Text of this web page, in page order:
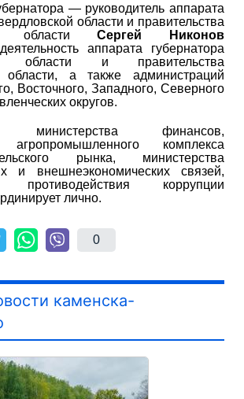
— руководитель аппарата
области и правительства
областиСергей Никонов
аппарата губернатора
области и правительства
области, а также администраций
Восточного, Западного, Северного
округов.
министерства финансов,
агропромышленного комплекса
рынка, министерства
и внешнеэкономических связей,
противодействия коррупции
лично.
0
каменска-